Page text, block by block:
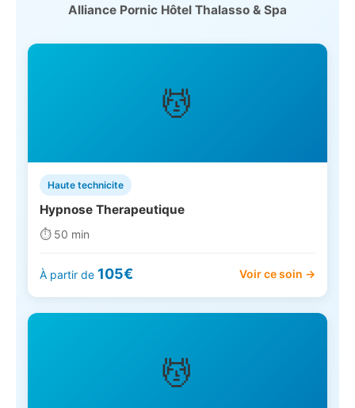
Alliance Pornic Hôtel Thalasso & Spa
💆
Haute technicite
Hypnose Therapeutique
⏱️ 50 min
À partir de 105€ Voir ce soin →
💆